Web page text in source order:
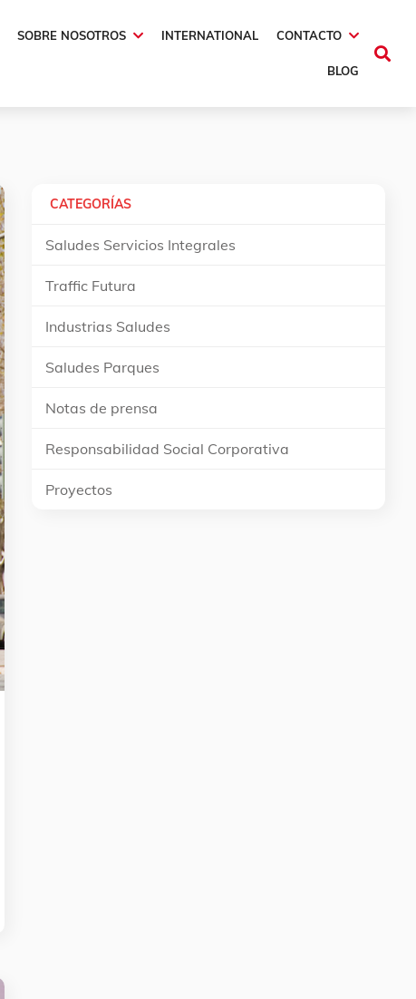
SOBRE NOSOTROS INTERNATIONAL CONTACTO
BLOG
CATEGORÍAS
Saludes Servicios Integrales
Traffic Futura
Industrias Saludes
Saludes Parques
Notas de prensa
Responsabilidad Social Corporativa
Proyectos